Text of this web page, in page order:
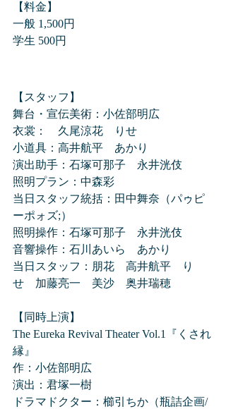
​【料金】
一般 1,500円
学生 500円
​【スタッフ】
舞台・宣伝美術：小佐部明広
衣裳：　久尾涼花　りせ
小道具：高井航平　あかり
演出助手：石塚可那子　永井洸伎
照明プラン：中森彩
当日スタッフ統括：田中舞奈（パゥピ
ーポォズ;）
照明操作：石塚可那子　永井洸伎
音響操作：石川あいら　あかり
当日スタッフ：朋花　高井航平　り
せ　加藤亮一　美沙　奥井瑞穂
【同時上演】
The Eureka Revival Theater Vol.1『くされ
縁』
作：小佐部明広
演出：君塚一樹
ドラマドクター：櫛引ちか（瓶詰企画/